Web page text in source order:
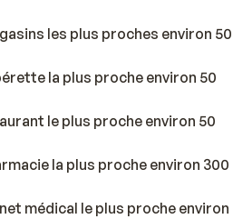
les plus proches environ 50
la plus proche environ 50
le plus proche environ 50
la plus proche environ 300
médical le plus proche environ